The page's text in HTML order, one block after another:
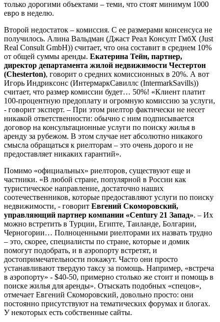
только дорогими объектами – теми, что стоят минимум 1000
евро в неделю.
Второй недостаток – комиссия. С ее размерами консенсуса не
получилось. Алина Вальдман (Джаст Реал Консулт ГмбХ (Just
Real Consult GmbH)) считает, что она составит в среднем 10%
от общей суммы аренды. Екатерина Тейн, партнер,
директор департамента жилой недвижимости Честертон
(Chesterton), говорит о средних комиссионных в 20%. А вот
Игорь Индриксонс (ИнтермаркСавиллс (IntermarkSavills))
считает, что размер комиссии будет… 50%! «Клиент платит
100-процентную предоплату и огромную комиссию за услуги,
- говорит эксперт. – При этом риелтор фактически не несет
никакой ответственности: обычно с ним подписывается
договор на консультационные услуги по поиску жилья в
аренду за рубежом. В этом случае нет абсолютно никакого
смысла обращаться к риелторам – это очень дорого и не
предоставляет никаких гарантий».
Помимо «официальных» риелторов, существуют еще и
частники. «В любой стране, популярной в России как
туристическое направление, достаточно наших
соотечественников, которые предоставляют услуги по поиску
недвижимости, - говорит Евгений Скоморовский,
управляющий партнер компании «Century 21 Запад». – Их
можно встретить в Турции, Египте, Таиланде, Болгарии,
Черногории… Полноценными риелторами их назвать трудно
– это, скорее, специалисты по стране, которые и домик
помогут подобрать, и в аэропорту встретят, и
достопримечательности покажут. Часто они просто
устанавливают твердую таксу за помощь. Например, «встреча
в аэропорту» - $40-50, примерно столько же стоит и помощь в
поиске жилья для аренды». Отыскать подобных «спецов»,
отмечает Евгений Скоморовский, довольно просто: они
постоянно присутствуют на тематических форумах и блогах.
У некоторых есть собственные сайты.